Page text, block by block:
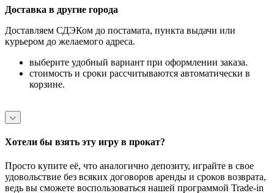
Доставка в другие города
Доставляем СДЭКом до постамата, пункта выдачи или
курьером до желаемого адреса.
выберите удобный вариант при оформлении заказа.
стоимость и сроки рассчитываются автоматически в
корзине.
Хотели бы взять эту игру в прокат?
Просто купите её, что аналогично депозиту, играйте в свое
удовольствие без всяких договоров аренды и сроков возврата,
ведь вы сможете воспользоваться нашей программой Trade-in